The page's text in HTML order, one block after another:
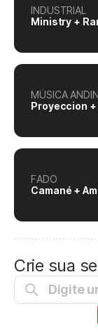
INDUSTRIAL
Ministry +
MÚSICA
Proyeccion
FADO
Camané +
Crie sua